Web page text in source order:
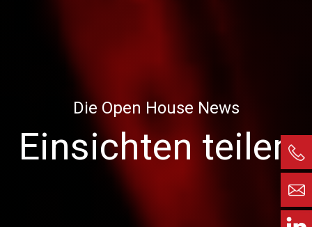
Die Open House News
Einsichten teilen